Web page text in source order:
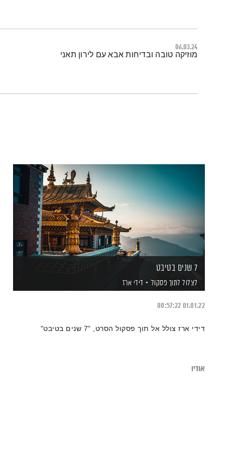
06.03.24
תמצית הפודקאסט
מוזיקה טובה ובדיחות אבא עם לירון תאני
7 שנים בטיבט
לצלול לתוך פסקול דידי ארז
01.01.22
00:57:22
דידי ארז צולל אל תוך פסקול הסרט, "7 שנים בטיבט"
אודיו